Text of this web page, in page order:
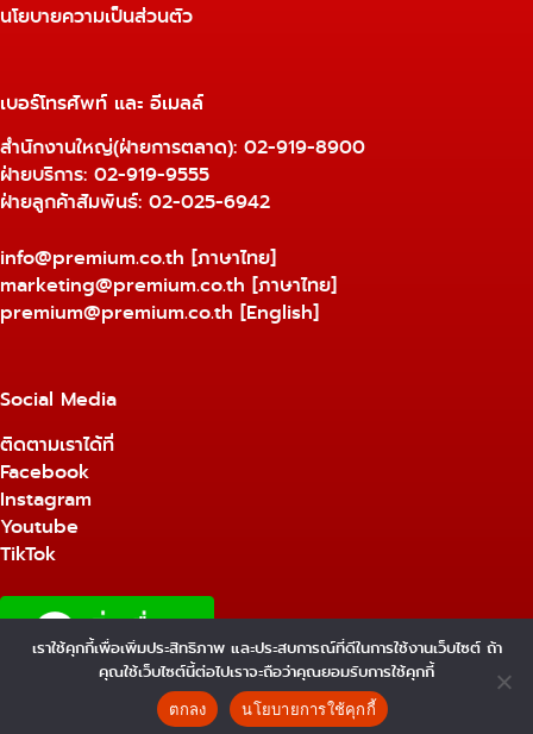
นโยบายความเป็นส่วนตัว
เบอร์โทรศัพท์ และ อีเมลล์
สำนักงานใหญ่(ฝ่ายการตลาด): 02-919-8900
ฝ่ายบริการ: 02-919-9555
ฝ่ายลูกค้าสัมพันธ์: 02-025-6942
info@premium.co.th [ภาษาไทย]
marketing@premium.co.th [ภาษาไทย]
premium@premium.co.th [English]
Social Media
ติดตามเราได้ที่
Facebook
Instagram
Youtube
TikTok
Copyright © 2026 - Premium Equipment &
Engineering Co., Ltd. - WordPress Theme by
เราใช้คุกกี้เพื่อเพิ่มประสิทธิภาพ และประสบการณ์ที่ดีในการใช้งานเว็บไซต์ ถ้า
คุณใช้เว็บไซต์นี้ต่อไปเราจะถือว่าคุณยอมรับการใช้คุกกี้
ตกลง นโยบายการใช้คุกกี้
1
ติดต่อเรา